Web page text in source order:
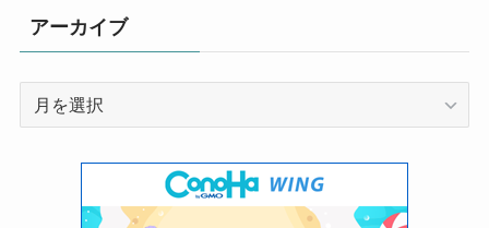
ー
アーカイブ